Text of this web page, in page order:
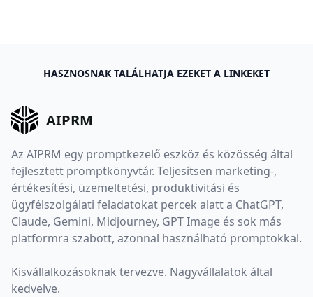
HASZNOSNAK TALÁLHATJA EZEKET A LINKEKET
AIPRM
Az AIPRM egy promptkezelő eszköz és közösség által
fejlesztett promptkönyvtár. Teljesítsen marketing-,
értékesítési, üzemeltetési, produktivitási és
ügyfélszolgálati feladatokat percek alatt a ChatGPT,
Claude, Gemini, Midjourney, GPT Image és sok más
platformra szabott, azonnal használható promptokkal.
Kisvállalkozásoknak tervezve. Nagyvállalatok által
kedvelve.